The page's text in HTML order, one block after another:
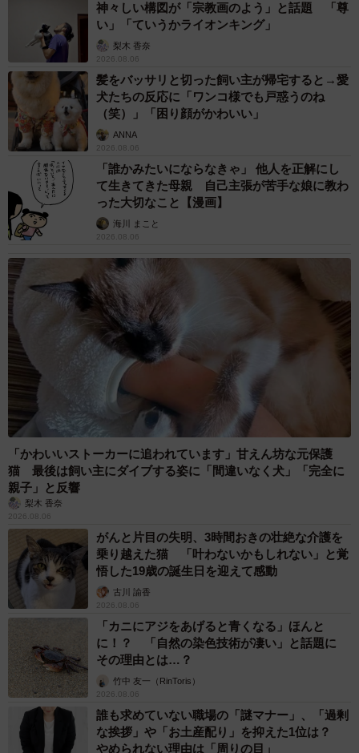
神々しい構図が「宗教画のよう」と話題 「尊
い」「ていうかライオンキング」
梨木 香奈
2026.08.06
髪をバッサリと切った飼い主が帰宅すると→愛
犬たちの反応に「ワンコ様でも戸惑うのね
（笑）」「困り顔がかわいい」
ANNA
2026.08.06
「誰かみたいにならなきゃ」 他人を正解にし
て生きてきた母親 自己主張が苦手な娘に教わ
った大切なこと【漫画】
海川 まこと
2026.08.06
「かわいいストーカーに追われています」甘えん坊な元保護
猫 最後は飼い主にダイブする姿に「間違いなく犬」「完全に
親子」と反響
梨木 香奈
2026.08.06
がんと片目の失明、3時間おきの壮絶な介護を
乗り越えた猫 「叶わないかもしれない」と覚
悟した19歳の誕生日を迎えて感動
古川 諭香
2026.08.06
「カニにアジをあげると青くなる」ほんと
に！？ 「自然の染色技術が凄い」と話題に
その理由とは…？
竹中 友一（RinToris）
2026.08.06
誰も求めていない職場の「謎マナー」、「過剰
な挨拶」や「お土産配り」を抑えた1位は？
やめられない理由は「周りの目」